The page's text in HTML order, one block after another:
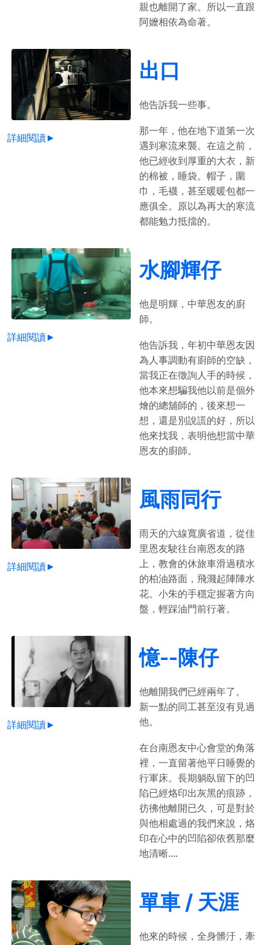
親也離開了家。所以一直跟
阿嬤相依為命著。
詳細閱讀►
出口
他告訴我一些事。
那一年，他在地下道第一次
遇到寒流來襲。在這之前，
他已經收到厚重的大衣，新
的棉被，睡袋。帽子，圍
巾，毛襪，甚至暖暖包都一
應俱全。原以為再大的寒流
都能勉力抵擋的。
詳細閱讀►
水腳輝仔
他是明輝，中華恩友的廚
師。
他告訴我，年初中華恩友因
為人事調動有廚師的空缺，
當我正在徵詢人手的時候，
他本來想騙我他以前是個外
燴的總舖師的，後來想一
想，還是別說謊的好，所以
他來找我，表明他想當中華
恩友的廚師。
詳細閱讀►
風雨同行
雨天的六線寬廣省道，從佳
里恩友駛往台南恩友的路
上，教會的休旅車滑過積水
的柏油路面，飛濺起陣陣水
花。小朱的手穩定握著方向
盤，輕踩油門前行著。
詳細閱讀►
憶--陳仔
他離開我們已經兩年了。
新一點的同工甚至沒有見過
他。
在台南恩友中心會堂的角落
裡，一直留著他平日睡覺的
行軍床。長期躺臥留下的凹
陷已經烙印出灰黑的痕跡，
彷彿他離開已久，可是對於
與他相處過的我們來說，烙
印在心中的凹陷卻依舊那麼
地清晰....
單車 / 天涯
他來的時候，全身髒汙，牽